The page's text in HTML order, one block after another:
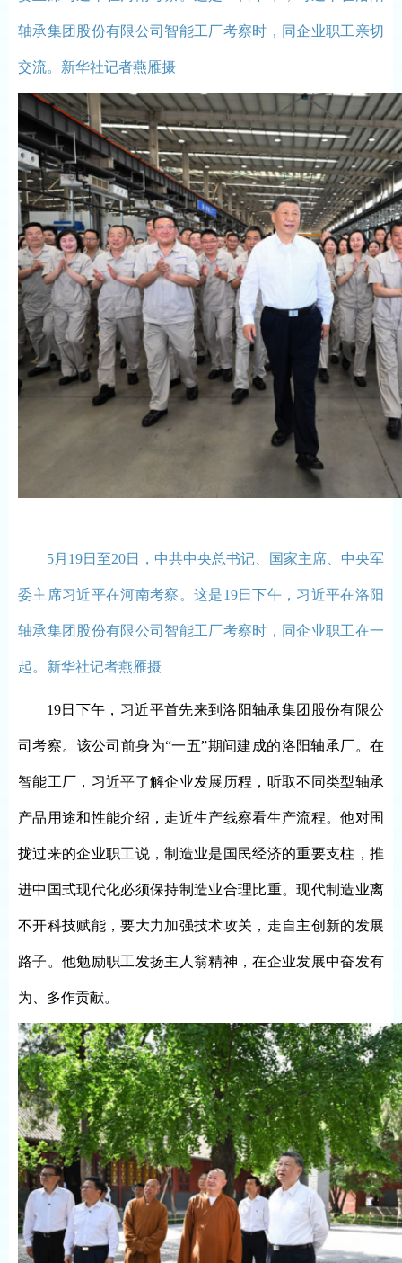
轴承集团股份有限公司智能工厂考察时，同企业职工亲切
交流。新华社记者燕雁摄
5月19日至20日，中共中央总书记、国家主席、中央军
委主席习近平在河南考察。这是19日下午，习近平在洛阳
轴承集团股份有限公司智能工厂考察时，同企业职工在一
起。新华社记者燕雁摄
19日下午，习近平首先来到洛阳轴承集团股份有限公
司考察。该公司前身为“一五”期间建成的洛阳轴承厂。在
智能工厂，习近平了解企业发展历程，听取不同类型轴承
产品用途和性能介绍，走近生产线察看生产流程。他对围
拢过来的企业职工说，制造业是国民经济的重要支柱，推
进中国式现代化必须保持制造业合理比重。现代制造业离
不开科技赋能，要大力加强技术攻关，走自主创新的发展
路子。他勉励职工发扬主人翁精神，在企业发展中奋发有
为、多作贡献。